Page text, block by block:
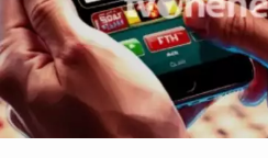
Tim tvOnenews - Wildan